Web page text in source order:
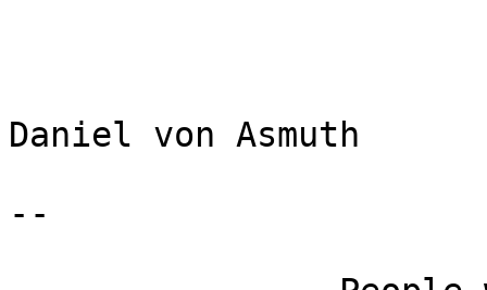
Daniel von Asmuth
--